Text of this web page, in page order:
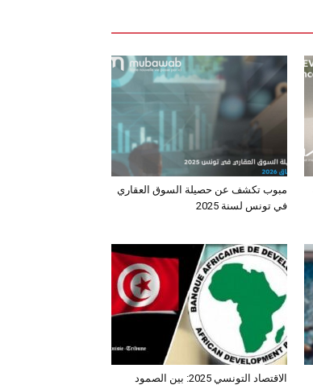
مبوب تكشف عن حصيلة السوق العقاري
في تونس لسنة 2025
الاقتصاد التونسي 2025: بين الصمود